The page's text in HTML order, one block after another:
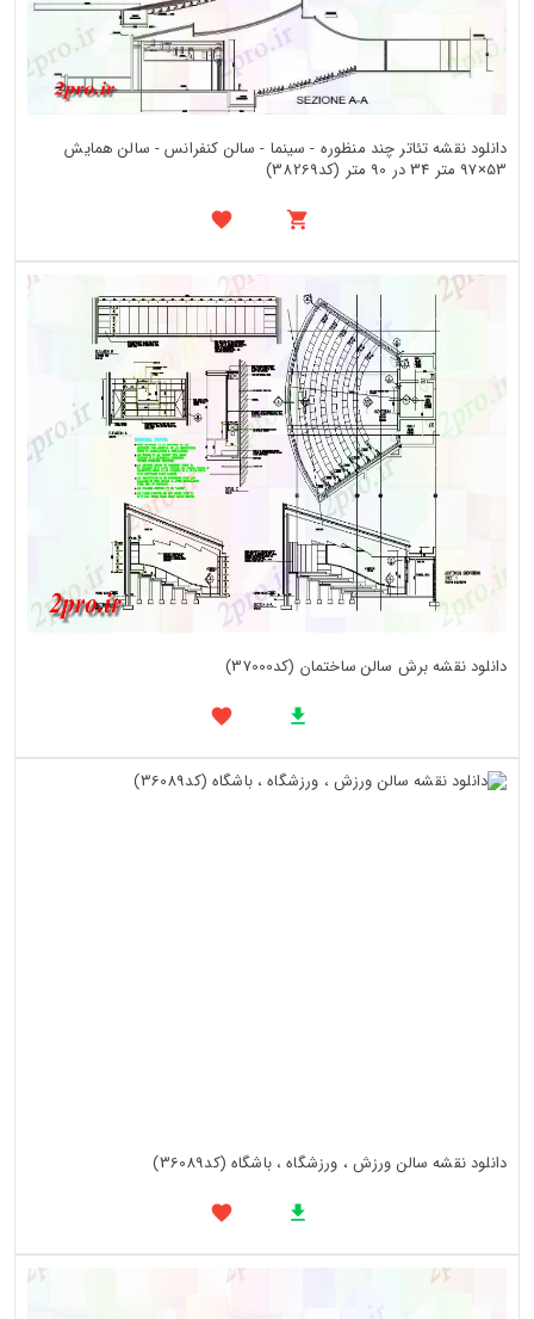
دانلود نقشه تئاتر چند منظوره - سینما - سالن کنفرانس - سالن همایش
53×97 متر 34 در 90 متر (کد38269)
دانلود نقشه برش سالن ساختمان (کد37000)
دانلود نقشه سالن ورزش ، ورزشگاه ، باشگاه (کد36089)